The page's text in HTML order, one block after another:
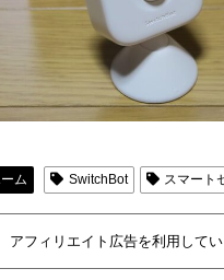
ム SwitchBot スマート
アフィリエイト広告を利用してい